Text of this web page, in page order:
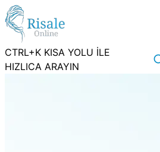
CTRL+K KISA YOLU İLE
HIZLICA ARAYIN